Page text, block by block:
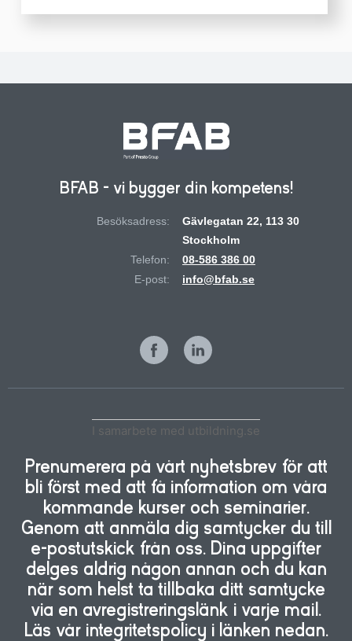
BFAB - vi bygger din kompetens!
Besöksadress:
Gävlegatan 22, 113 30
Stockholm
Telefon:
08-586 386 00
E-post:
info@bfab.se
I samarbete med utbildning.se
Prenumerera på vårt nyhetsbrev för att
bli först med att få information om våra
kommande kurser och seminarier.
Genom att anmäla dig samtycker du till
e-postutskick från oss. Dina uppgifter
delges aldrig någon annan och du kan
när som helst ta tillbaka ditt samtycke
via en avregistreringslänk i varje mail.
Läs vår integritetspolicy i länken nedan.